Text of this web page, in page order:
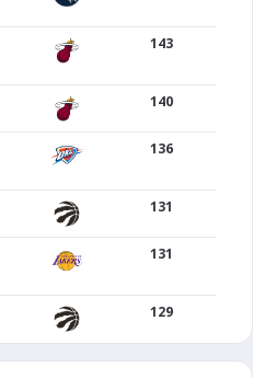
143
140
136
131
131
129